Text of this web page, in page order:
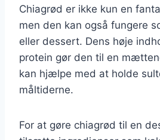
Chiagrød er ikke kun en
men den kan også fungere
eller dessert. Dens høje
protein gør den til en
kan hjælpe med at holde
måltiderne.
For at gøre chiagrød til en